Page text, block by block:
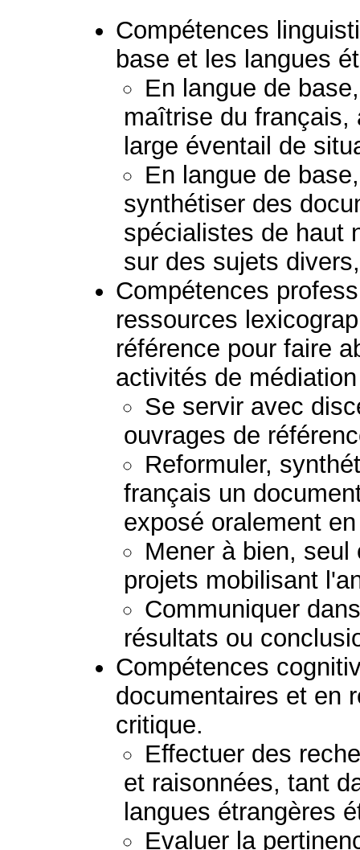
Compétences
base et les langues
En langue de
maîtrise du
large éventail de
En langue de
synthétiser des
spécialistes de haut
sur des sujets
Compétences
ressources
référence pour faire
activités de
Se servir avec
ouvrages de
Reformuler,
français un
exposé oralement
Mener à bien,
projets mobilisant
Communiquer
résultats ou
Compétences
documentaires et en
critique.
Effectuer des
et raisonnées, tant
langues étrangères
Evaluer la